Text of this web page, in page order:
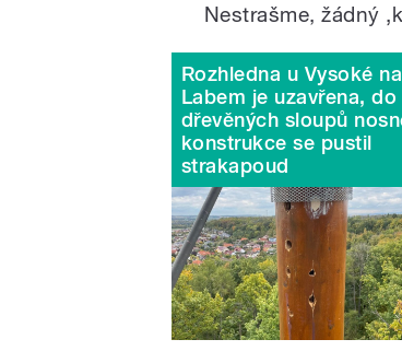
Nestrašme, žádný
Rozhledna u Vysoké
Labem je uzavřena, do
dřevěných sloupů
konstrukce se pustil
strakapoud